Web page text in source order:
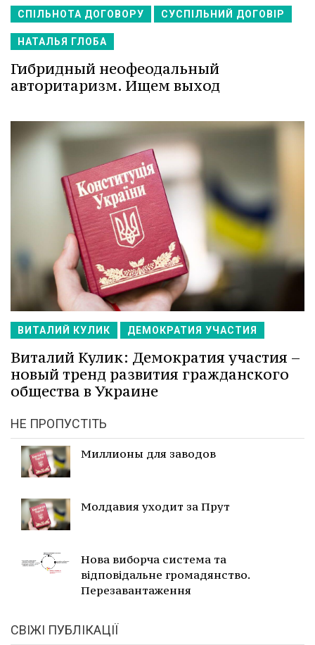
СПІЛЬНОТА ДОГОВОРУ СУСПІЛЬНИЙ ДОГОВІР
НАТАЛЬЯ ГЛОБА
Гибридный неофеодальный
авторитаризм. Ищем выход
ВИТАЛИЙ КУЛИК ДЕМОКРАТИЯ УЧАСТИЯ
Виталий Кулик: Демократия участия –
новый тренд развития гражданского
общества в Украине
НЕ ПРОПУСТІТЬ
Миллионы для заводов
Молдавия уходит за Прут
Нова виборча система та
відповідальне громадянство.
Перезавантаження
СВІЖІ ПУБЛІКАЦІЇ